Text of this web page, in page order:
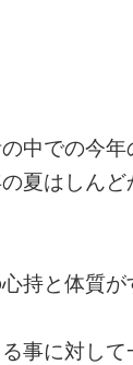
中での今年
夏はしんど
持と体質が
事に対して